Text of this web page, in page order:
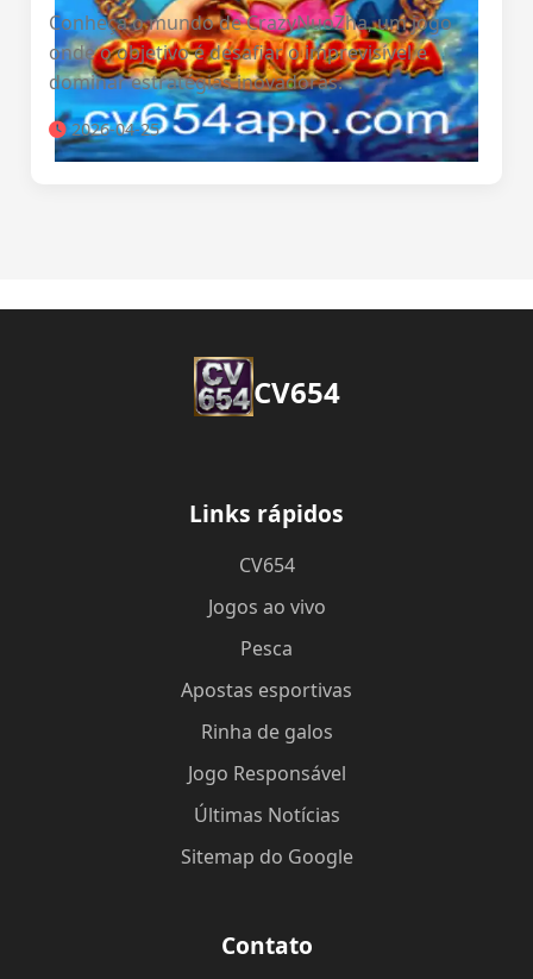
Conheça o mundo de CrazyNuoZha, um jogo
onde o objetivo é desafiar o imprevisível e
dominar estratégias inovadoras.
2026-04-25
CV654
Links rápidos
CV654
Jogos ao vivo
Pesca
Apostas esportivas
Rinha de galos
Jogo Responsável
Últimas Notícias
Sitemap do Google
Contato